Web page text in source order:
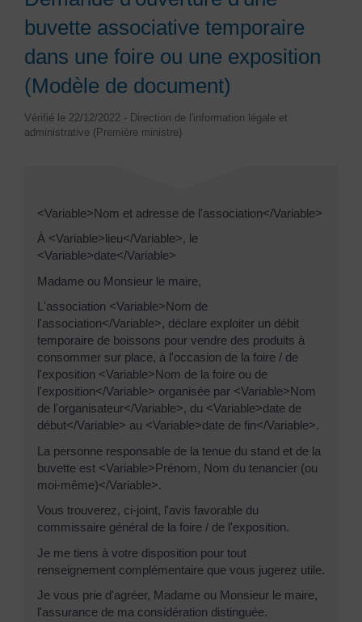
buvette associative temporaire
dans une foire ou une exposition
(Modèle de document)
Vérifié le 22/12/2022 - Direction de l'information légale et
administrative (Première ministre)
<Variable>Nom et adresse de l'association</Variable>
À <Variable>lieu</Variable>, le
<Variable>date</Variable>
Madame ou Monsieur le maire,
L'association <Variable>Nom de
l'association</Variable>, déclare exploiter un débit
temporaire de boissons pour vendre des produits à
consommer sur place, à l'occasion de la foire / de
l'exposition <Variable>Nom de la foire ou de
l'exposition</Variable> organisée par <Variable>Nom
de l'organisateur</Variable>, du <Variable>date de
début</Variable> au <Variable>date de fin</Variable>.
La personne responsable de la tenue du stand et de la
buvette est <Variable>Prénom, Nom du tenancier (ou
moi-même)</Variable>.
Vous trouverez, ci-joint, l'avis favorable du
commissaire général de la foire / de l'exposition.
Je me tiens à votre disposition pour tout
renseignement complémentaire que vous jugerez utile.
Je vous prie d'agréer, Madame ou Monsieur le maire,
l'assurance de ma considération distinguée.